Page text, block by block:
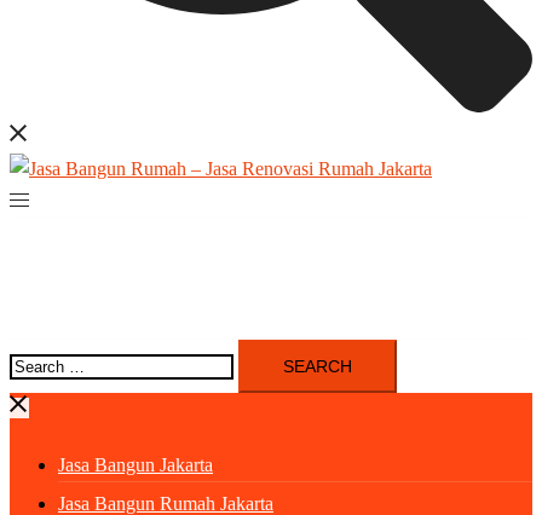
Search
for:
Jasa Bangun Jakarta
Jasa Bangun Rumah Jakarta